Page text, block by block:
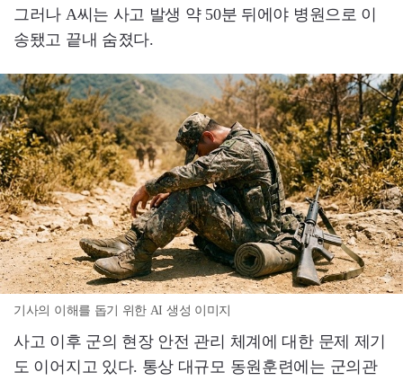
그러나 A씨는 사고 발생 약 50분 뒤에야 병원으로 이
송됐고 끝내 숨졌다.
기사의 이해를 돕기 위한 AI 생성 이미지
사고 이후 군의 현장 안전 관리 체계에 대한 문제 제기
도 이어지고 있다. 통상 대규모 동원훈련에는 군의관